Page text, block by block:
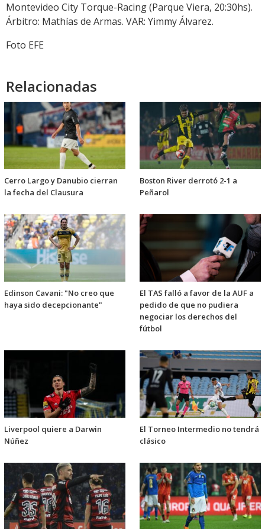
Montevideo City Torque-Racing (Parque Viera, 20:30hs).
Árbitro: Mathías de Armas. VAR: Yimmy Álvarez.
Foto EFE
Relacionadas
Cerro Largo y Danubio cierran
la fecha del Clausura
Boston River derrotó 2-1 a
Peñarol
Edinson Cavani: "No creo que
haya sido decepcionante"
El TAS falló a favor de la AUF a
pedido de que no pudiera
negociar los derechos del
fútbol
Liverpool quiere a Darwin
Núñez
El Torneo Intermedio no tendrá
clásico